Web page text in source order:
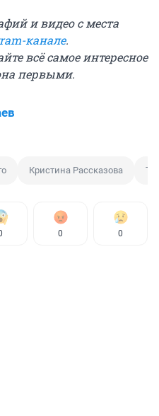
и видео с места
канале.
всё самое интересное
первыми.
Кристина Рассказова
0 0